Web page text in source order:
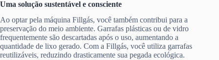
Uma solução sustentável e consciente
Ao optar pela máquina Fillgás, você também contribui para a
preservação do meio ambiente. Garrafas plásticas ou de vidro
frequentemente são descartadas após o uso, aumentando a
quantidade de lixo gerado. Com a Fillgás, você utiliza garrafas
reutilizáveis, reduzindo drasticamente sua pegada ecológica.